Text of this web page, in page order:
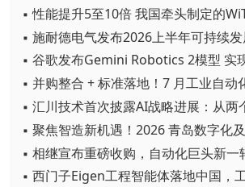
▪ 并购整合 + 标准落地！7 月工业自动